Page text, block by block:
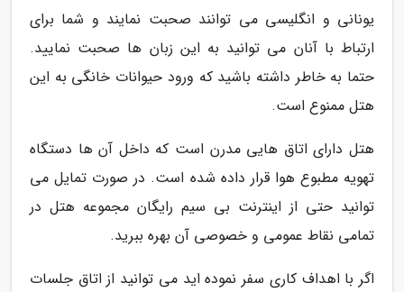
یونانی و انگلیسی می توانند صحبت نمایند و شما برای
ارتباط با آنان می توانید به این زبان ها صحبت نمایید.
حتما به خاطر داشته باشید که ورود حیوانات خانگی به این
هتل ممنوع است.
هتل دارای اتاق هایی مدرن است که داخل آن ها دستگاه
تهویه مطبوع هوا قرار داده شده است. در صورت تمایل می
توانید حتی از اینترنت بی سیم رایگان مجموعه هتل در
تمامی نقاط عمومی و خصوصی آن بهره ببرید.
اگر با اهداف کاری سفر نموده اید می توانید از اتاق جلسات